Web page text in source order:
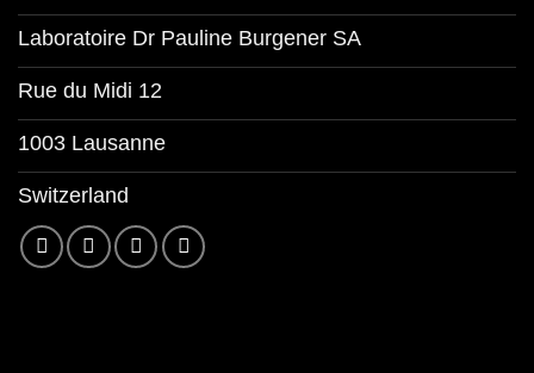
Laboratoire Dr Pauline Burgener SA
Rue du Midi 12
1003 Lausanne
Switzerland